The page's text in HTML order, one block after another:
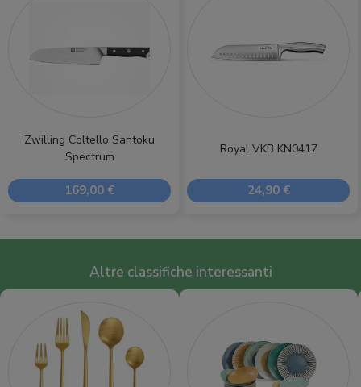
Zwilling Coltello Santoku
Spectrum
169,00 €
Royal VKB KN0417
24,90 €
Altre classifiche interessanti